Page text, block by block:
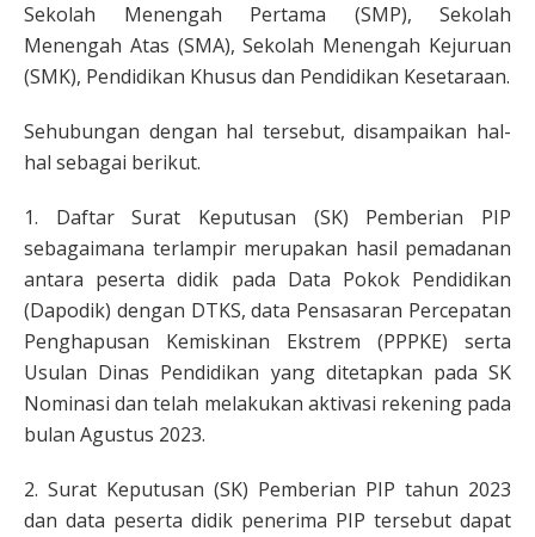
Sekolah Menengah Pertama (SMP), Sekolah
Menengah Atas (SMA), Sekolah Menengah Kejuruan
(SMK), Pendidikan Khusus dan Pendidikan Kesetaraan.
Sehubungan dengan hal tersebut, disampaikan hal-
hal sebagai berikut.
1. Daftar Surat Keputusan (SK) Pemberian PIP
sebagaimana terlampir merupakan hasil pemadanan
antara peserta didik pada Data Pokok Pendidikan
(Dapodik) dengan DTKS, data Pensasaran Percepatan
Penghapusan Kemiskinan Ekstrem (PPPKE) serta
Usulan Dinas Pendidikan yang ditetapkan pada SK
Nominasi dan telah melakukan aktivasi rekening pada
bulan Agustus 2023.
2. Surat Keputusan (SK) Pemberian PIP tahun 2023
dan data peserta didik penerima PIP tersebut dapat